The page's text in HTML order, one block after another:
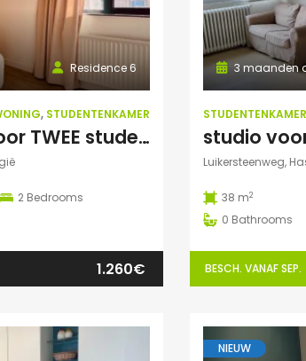
Residence 6
, STUDENTENKAMER
Residence 6 – voor TWEE studenten: Exclusieve studentenduplex
2 Bedrooms
1.260€
3 maanden
STUDENTENKAMER
studio
Luikersteenweg,
38 m2
0 Bathrooms
BESCH. VANAF SEP.
NIEUW